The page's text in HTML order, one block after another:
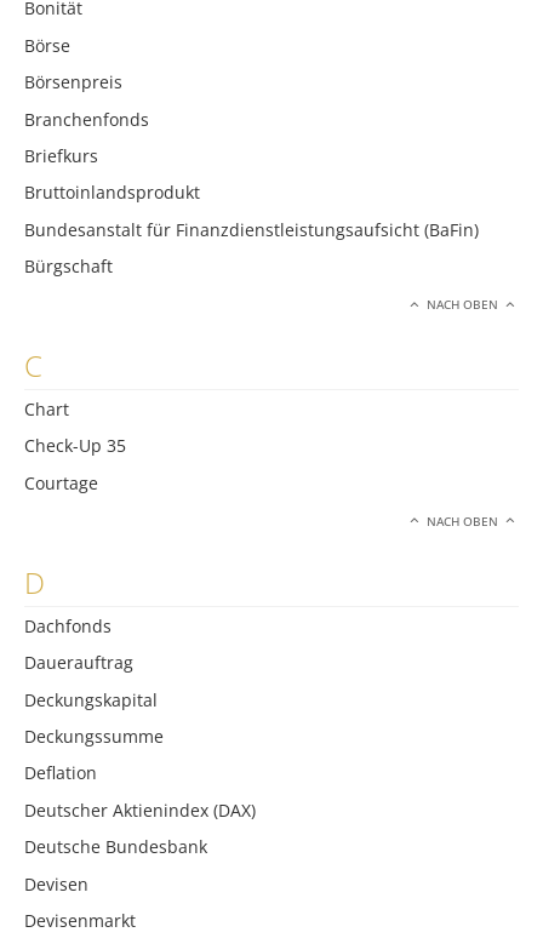
Bonität
Börse
Börsenpreis
Branchenfonds
Briefkurs
Bruttoinlandsprodukt
Bundesanstalt für Finanzdienstleistungsaufsicht (BaFin)
Bürgschaft
NACH OBEN
C
Chart
Check-Up 35
Courtage
NACH OBEN
D
Dachfonds
Dauerauftrag
Deckungskapital
Deckungssumme
Deflation
Deutscher Aktienindex (DAX)
Deutsche Bundesbank
Devisen
Devisenmarkt